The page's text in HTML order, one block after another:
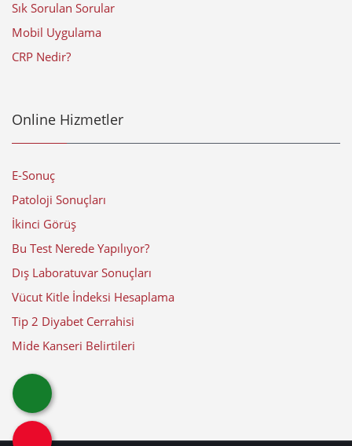
Sık Sorulan Sorular
Mobil Uygulama
CRP Nedir?
Online Hizmetler
E-Sonuç
Patoloji Sonuçları
İkinci Görüş
Bu Test Nerede Yapılıyor?
Dış Laboratuvar Sonuçları
Vücut Kitle İndeksi Hesaplama
Tip 2 Diyabet Cerrahisi
Mide Kanseri Belirtileri